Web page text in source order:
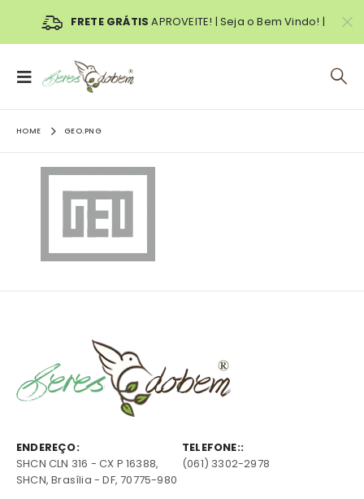
FRETE GRÁTIS APROVEITE! | Seja o Bem Vindo! |
HOME GEO.PNG
ENDEREÇO:
SHCN CLN 316 - CX P 16388,
SHCN, Brasília - DF, 70775-980
TELEFONE::
(061) 3302-2978